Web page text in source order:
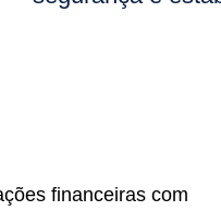
financeiras com